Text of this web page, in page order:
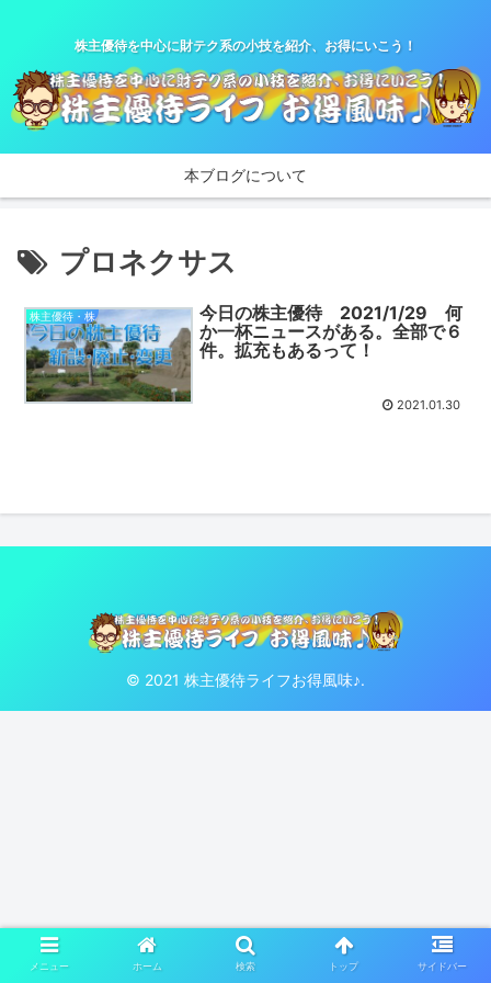
株主優待を中心に財テク系の小技を紹介、お得にいこう！
本ブログについて
プロネクサス
株主優待・株
今日の株主優待 2021/1/29 何
か一杯ニュースがある。全部で６
件。拡充もあるって！
2021.01.30
© 2021 株主優待ライフお得風味♪.
メニュー ホーム 検索 トップ サイドバー